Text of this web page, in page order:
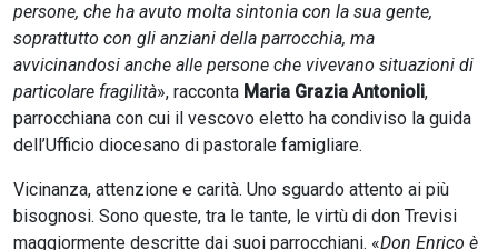
persone, che ha avuto molta sintonia con la sua gente,
soprattutto con gli anziani della parrocchia, ma
avvicinandosi anche alle persone che vivevano situazioni di
particolare fragilità», racconta Maria Grazia Antonioli,
parrocchiana con cui il vescovo eletto ha condiviso la guida
dell’Ufficio diocesano di pastorale famigliare.
Vicinanza, attenzione e carità. Uno sguardo attento ai più
bisognosi. Sono queste, tra le tante, le virtù di don Trevisi
maggiormente descritte dai suoi parrocchiani. «Don Enrico è